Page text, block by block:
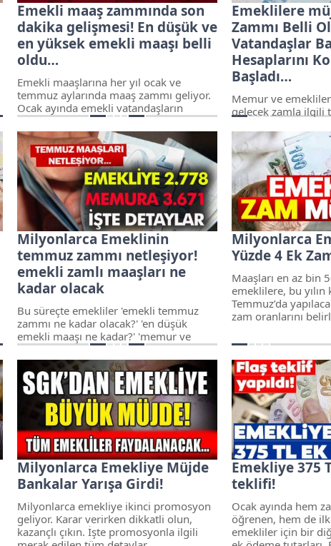
Emekli maaş zammında son
dakika gelişmesi! En düşük ve
en yüksek emekli maaşı belli
oldu…
Emekli maaşlarına her yıl ocak ve
temmuz aylarında maaş zammı geliyor.
Ocak ayında emekli vatandaşların
maaşlarına gelecek zam oranları ile ilgili
son dakika gelişmeleri gelmeye devam
ediyor. Temmuz ayında gelen zam
oranlarının ardından gözler ocak ayında
gelecek zam oranlarına çevrildi.
Emeklilere
Zammı Belli
Vatandaşlar
Hesaplarını
Başladı…
Memur ve
gelecek zamla ilgili
enflasyon oran
Bağkur
yüzde 6, memur ve
olarak yer alan
oranları ile zam ön
ediyor.
Milyonlarca Emeklinin
temmuz zammı netleşiyor!
emekli zamlı maaşları ne
kadar olacak
Bu süreçte emekliler 'emekli temmuz
zammı ne kadar olacak?' 'en düşük
emekli maaşı ne kadar?' 'memur ve
memur emeklisi ne kadar alacak?'
sorularının yanıtlarını arıyor. 5.5 milyon
memur ve memur emeklisine yüzde 4.4
zam bekleniyor. En düşük memur
emeklisi aylığı 2 bin 661 liradan 2 bin
778 liraya ulaşacak.
Milyonlarca
Yüzde 4 Ek
Maaşları en az bin
emeklilere, bu yılın
Temmuz’da
zam oranlarını
Milyonlarca Emekliye Müjde
Bankalar Yarışa Girdi!
Milyonlarca emekliye ikinci promosyon
geliyor. Karar verirken dikkatli olun,
kazançlı çıkın. İşte promosyonla ilgili
Emekliye 375
teklifi!
Ocak ayında hem
öğrenen, hem de ilk
emekliler için bir